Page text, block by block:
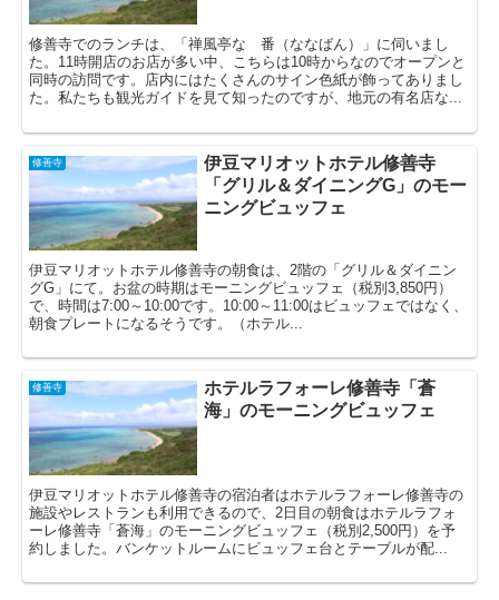
修善寺でのランチは、「禅風亭なゝ番（ななばん）」に伺いまし
た。11時開店のお店が多い中、こちらは10時からなのでオープンと
同時の訪問です。店内にはたくさんのサイン色紙が飾ってありまし
た。私たちも観光ガイドを見て知ったのですが、地元の有名店な...
修善寺
伊豆マリオットホテル修善寺
「グリル＆ダイニングG」のモー
ニングビュッフェ
伊豆マリオットホテル修善寺の朝食は、2階の「グリル＆ダイニン
グG」にて。お盆の時期はモーニングビュッフェ（税別3,850円）
で、時間は7:00～10:00です。10:00～11:00はビュッフェではなく、
朝食プレートになるそうです。（ホテル...
修善寺
ホテルラフォーレ修善寺「蒼
海」のモーニングビュッフェ
伊豆マリオットホテル修善寺の宿泊者はホテルラフォーレ修善寺の
施設やレストランも利用できるので、2日目の朝食はホテルラフォ
ーレ修善寺「蒼海」のモーニングビュッフェ（税別2,500円）を予
約しました。バンケットルームにビュッフェ台とテーブルが配...